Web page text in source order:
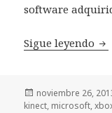
software
Sigue leyendo
Publicado
el
noviembre 26,
kinect, microsoft,